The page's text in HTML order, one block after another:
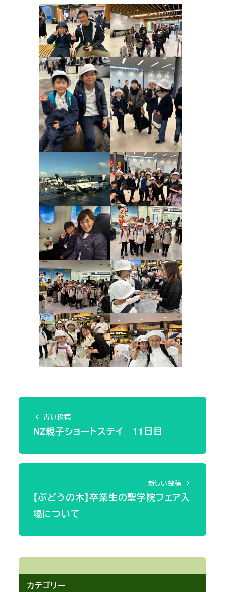
古い投稿
NZ親子ショートステイ 11日目
新しい投稿
【ぶどうの木】卒業生の聖学院フェア入
場について
カテゴリー